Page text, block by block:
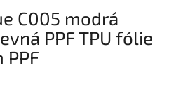
C005 modrá
PPF TPU fólie
PPF